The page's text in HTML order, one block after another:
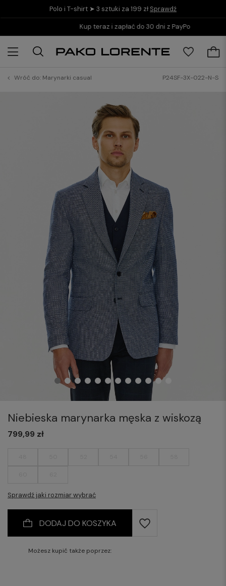
Polo i T-shirt ➤ 3 sztuki za 199 zł Sprawdź
Kup teraz i zapłać do 30 dni z PayPo
Wróć do: Marynarki casual P24SF-3X-022-N-S
Niebieska marynarka męska z wiskozą
Sprawdź jaki rozmiar wybrać
799,99 zł
DODAJ DO KOSZYKA
Możesz kupić także poprzez: